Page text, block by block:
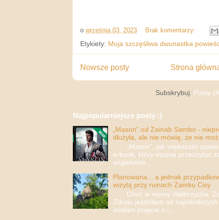
o września 03, 2023
Brak komentarzy:
Etykiety: Moja szczęśliwa dwunastka
Nowsze posty Strona
Subskrybuj: Posty
Najpopularniejsze posty :)
„Mason” od Zainab Sambo -
dłużyła, ale nie mówię, że nie
„Mason”, jak większość
e-book, który można przeczytać
angielskim....
Planowana... a jednak
wizytą przy ruinach Zamku Cisy
Choć w rejony Wałbrzycha,
Zdroju jeździłam od
miałam pojęcia o i...